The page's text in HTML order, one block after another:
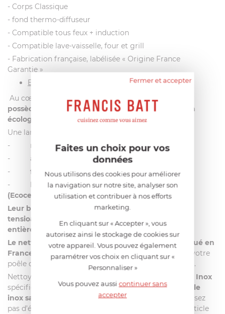
- Corps Classique
- fond thermo-diffuseur
- Compatible tous feux + induction
- Compatible lave-vaisselle, four et grill
- Fabrication française, labélisée « Origine France
Garantie »
Entretien :
Au cœur des préoccupations de l’entreprise,
possède sa propre marque de produits d’entretien
écologique : RENOX.
Une large gamme de produits :
- respectueux de l’environnement
- à
efficacité professionnelle
- fabriqués en France
-
labellisés par des organismes indépendants
(Ecocert ou Ecolabel)
Leur biodégradabilité est optimale grâce aux
tensioactifs d’origine végétale et à un emballage
entièrement recyclable .
Le nettoyant Inox Renox labellisé Ecocert et fabriqué en
France
conviendra parfaitement pour l’entretien de votre
poêle dans le respect de l’homme et l’environnement.
Nettoyez votre poêle tout inox avec le produit
Renox Inox
spécifiquement conçu pour l’entretiende votre article
inox sans anti-adhérent
. De manière générale n’utilisez
pas d’éponge trop abrasive lors du lavage de votre article
Fermer et accepter
Faites un choix pour vos
données
Nous utilisons des cookies pour améliorer
la navigation sur notre site, analyser son
utilisation et contribuer à nos efforts
marketing.
En cliquant sur « Accepter », vous
autorisez ainsi le stockage de cookies sur
votre appareil. Vous pouvez également
paramétrer vos choix en cliquant sur «
Personnaliser »
Vous pouvez aussicontinuer sans
accepter